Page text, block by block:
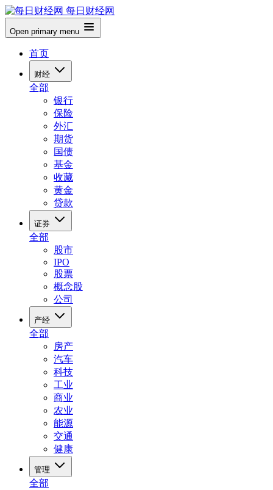
每日财经网
Open primary menu
首页
财经
全部
银行
保险
外汇
期货
国债
基金
收藏
黄金
贷款
证券
全部
股市
IPO
股票
概念股
公司
产经
全部
房产
汽车
科技
工业
商业
农业
能源
交通
健康
管理
全部